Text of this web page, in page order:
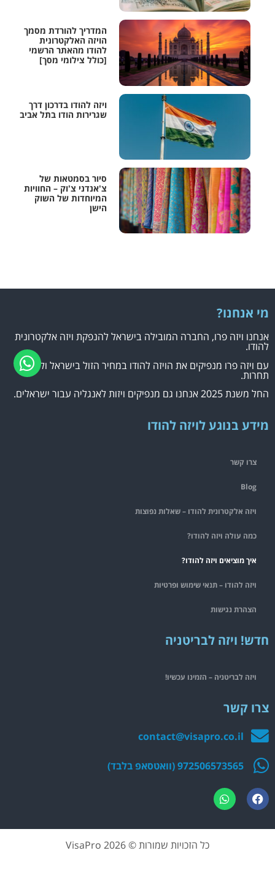
המדריך להורדת מסמך
הויזה האלקטרונית
להודו מהאתר הרשמי
[כולל צילומי מסך]
ויזה להודו בדרכון דרך
שגרירות הודו בתל אביב
סיור בסמטאות של
צ'אנדני צ'וק – החוויות
המיוחדות של השוק
הישן
מי אנחנו?
אנחנו ויזה פרו, החברה המובילה בישראל להנפקת ויזה אלקטרונית
להודו.
עם ויזה פרו מנפיקים את הויזה להודו במחיר הזול בישראל וללא
תחרות.
החל משנת 2025 אנחנו גם מנפיקים ויזות לאנגליה עבור ישראלים.
מידע בנוגע לויזה להודו
צרו קשר
Blog
ויזה אלקטרונית להודו – שאלות נפוצות
כמה עולה ויזה להודו?
איך מוציאים ויזה להודו?
ויזה להודו – תנאי שימוש ופרטיות
הצהרת נגישות
חדש! ויזה לבריטניה
ויזה לבריטניה – הזמינו עכשיו!
צרו קשר
contact@visapro.co.il
972506573565 (וואטסאפ בלבד)
כל הזכויות שמורות © 2026 VisaPro